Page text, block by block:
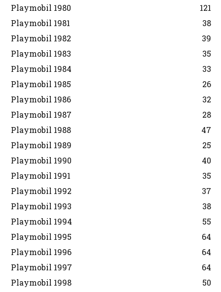
Playmobil 1980
121
Playmobil 1981
38
Playmobil 1982
39
Playmobil 1983
35
Playmobil 1984
33
Playmobil 1985
26
Playmobil 1986
32
Playmobil 1987
28
Playmobil 1988
47
Playmobil 1989
25
Playmobil 1990
40
Playmobil 1991
35
Playmobil 1992
37
Playmobil 1993
38
Playmobil 1994
55
Playmobil 1995
64
Playmobil 1996
64
Playmobil 1997
64
Playmobil 1998
50